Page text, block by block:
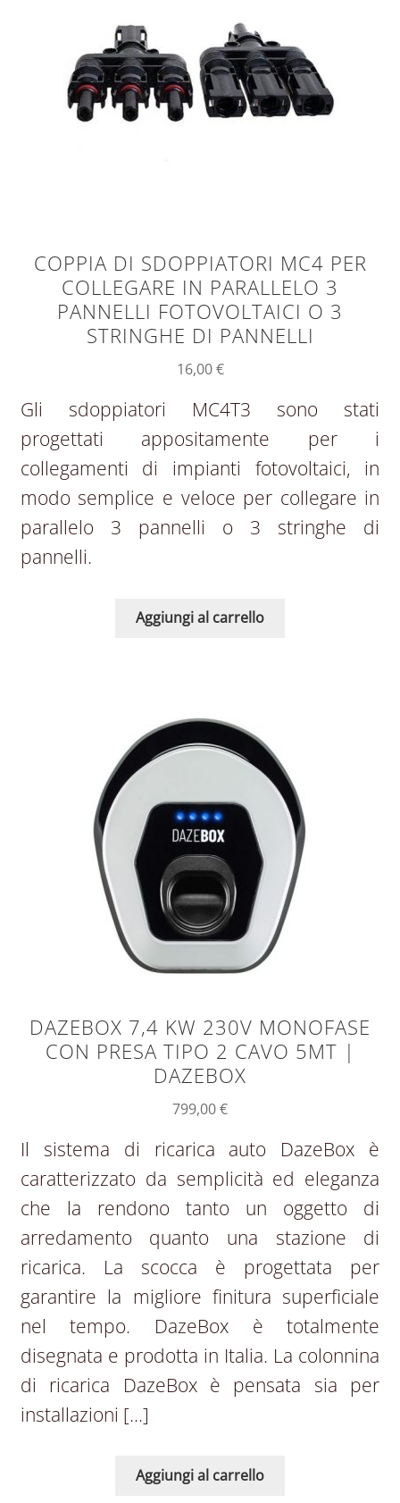
COPPIA DI SDOPPIATORI MC4 PER
COLLEGARE IN PARALLELO 3
PANNELLI FOTOVOLTAICI O 3
STRINGHE DI PANNELLI
16,00€
Gli sdoppiatori MC4T3 sono stati
progettati appositamente per i
collegamenti di impianti fotovoltaici, in
modo semplice e veloce per collegare in
parallelo 3 pannelli o 3 stringhe di
pannelli.
Aggiungi al carrello
DAZEBOX 7,4 KW 230V MONOFASE
CON PRESA TIPO 2 CAVO 5MT |
DAZEBOX
799,00€
Il sistema di ricarica auto DazeBox è
caratterizzato da semplicità ed eleganza
che la rendono tanto un oggetto di
arredamento quanto una stazione di
ricarica. La scocca è progettata per
garantire la migliore finitura superficiale
nel tempo. DazeBox è totalmente
disegnata e prodotta in Italia. La colonnina
di ricarica DazeBox è pensata sia per
installazioni […]
Aggiungi al carrello